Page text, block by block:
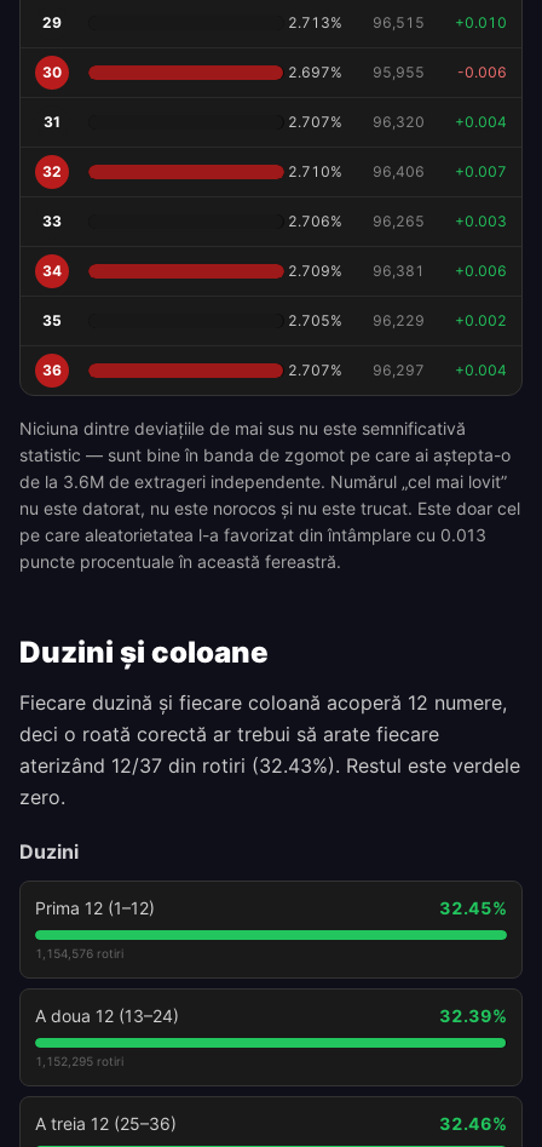
29 2.713% 96,515 +0.010
30 2.697% 95,955 -0.006
31 2.707% 96,320 +0.004
32 2.710% 96,406 +0.007
33 2.706% 96,265 +0.003
34 2.709% 96,381 +0.006
35 2.705% 96,229 +0.002
36 2.707% 96,297 +0.004
Niciuna dintre deviațiile de mai sus nu este semnificativă
statistic — sunt bine în banda de zgomot pe care ai aștepta-o
de la 3.6M de extrageri independente. Numărul „cel mai lovit”
nu este datorat, nu este norocos și nu este trucat. Este doar cel
pe care aleatorietatea l-a favorizat din întâmplare cu 0.013
puncte procentuale în această fereastră.
Duzini și coloane
Fiecare duzină și fiecare coloană acoperă 12 numere,
deci o roată corectă ar trebui să arate fiecare
aterizând 12/37 din rotiri (32.43%). Restul este verdele
zero.
Duzini
Prima 12 (1–12) 32.45%
1,154,576 rotiri
A doua 12 (13–24) 32.39%
1,152,295 rotiri
A treia 12 (25–36) 32.46%